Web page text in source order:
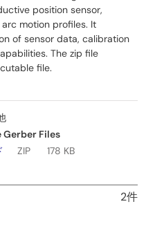
position sensor,
motion profiles. It
of sensor data, calibration
The zip file
file.
Gerber Files
ZIP
178 KB
2件